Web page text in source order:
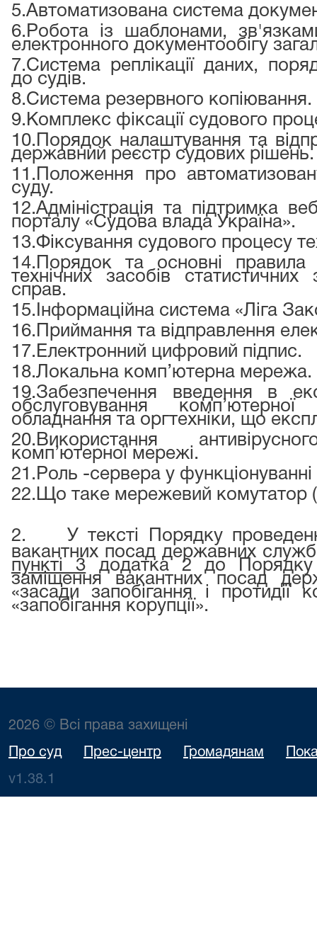
5.Автоматизована система
6. Робота із шаблонами,
електронного документообігу
7.Система реплікації даних,
до судів.
8.Система резервного копіювання.
9. Комплекс фіксації судового
10. Порядок налаштування та
державний реєстр судових рішень.
11. Положення про
суду.
12.Адміністрація та підтримка
порталу «Судова влада Україна».
13.Фіксування судового процесу
14. Порядок та основні
технічних засобів
справ.
15. Інформаційна система «Ліга
16. Приймання та відправлення
17. Електронний цифровий підпис.
18.Локальна комп’ютерна мережа.
19.Забезпечення введення в
обслуговування
обладнання та оргтехніки, що
20. Використання
комп’ютерної мережі.
21. Роль -сервера у
22. Що таке мережевий комутатор
2.
У тексті Порядку
вакантних посад державних
пункті 3 додатка 2 до Порядку
заміщення вакантних посад
«засади запобігання і протидії
«запобігання корупції».
2026 © Всі права захищені
Про суд Прес-центр Громадянам
v1.38.1